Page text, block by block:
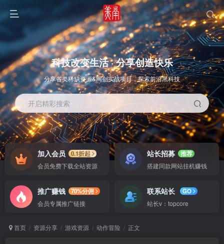
OS教程 SOFT教程
科技改变生活 · 分享创造快乐
分享各类稀缺资源&网创实战项目，探索前沿黑科技
开启精彩搜索
加入会员
0.1折起
会员免费下载全站资源
站长招募
推荐
搭建同款网站挂机赚钱
推广赚钱
70%分佣
会员专属推广链接
联系站长
GO
站长v：topcore
首页 资源分享 游戏资源 动作冒险 正文